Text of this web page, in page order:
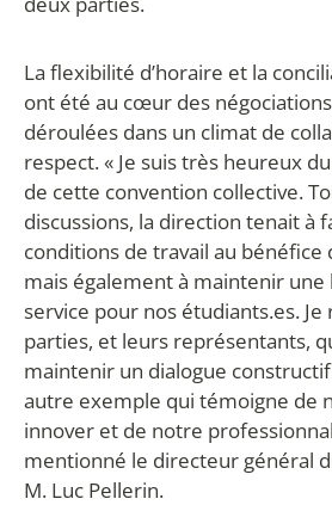
La flexibilité d’horaire et la
ont été au cœur des
déroulées dans un climat de
respect. « Je suis très heureux
de cette convention collective.
discussions, la direction tenait à
conditions de travail au bénéfice
mais également à maintenir une
service pour nos étudiants.es.
parties, et leurs représentants,
maintenir un dialogue
autre exemple qui témoigne de
innover et de notre
mentionné le directeur général
M. Luc Pellerin.